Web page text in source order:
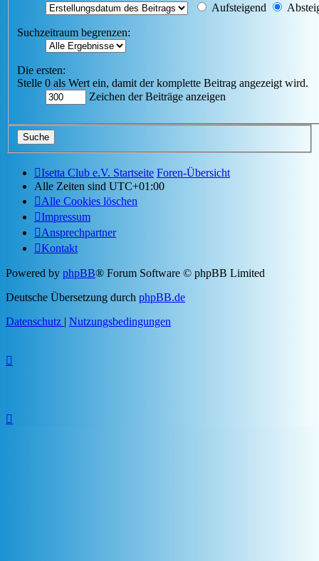
Aufsteigend
Suchzeitraum begrenzen:
Die ersten:
Stelle 0 als Wert ein, damit der komplette Beitrag angezeigt wird.
Zeichen der Beiträge anzeigen
Isetta Club e.V. Startseite Foren-Übersicht
Alle Zeiten sind UTC+01:00
Alle Cookies löschen
Impressum
Ansprechpartner
Kontakt
Powered by phpBB® Forum Software © phpBB Limited
Deutsche Übersetzung durch phpBB.de
Datenschutz | Nutzungsbedingungen